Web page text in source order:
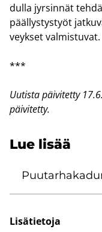
dul­la jyr­sin­nät
pääl­lys­tys­työt
veyk­set val­mis­tu­vat.
***
Uu­tis­ta päi­vi­tet­ty
päi­vi­tet­ty.
Lue lisää
Li­sä­tie­to­ja